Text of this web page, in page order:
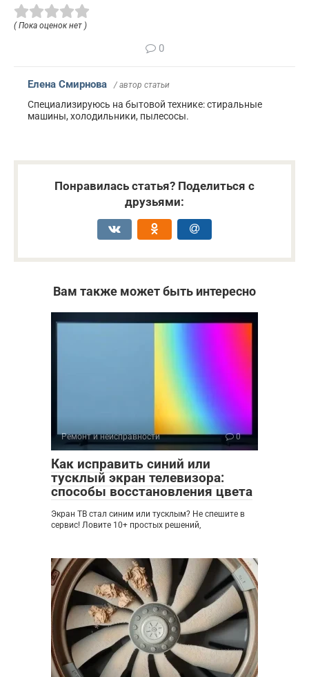
( Пока оценок нет )
0
Елена Смирнова / автор статьи
Специализируюсь на бытовой технике: стиральные
машины, холодильники, пылесосы.
Понравилась статья? Поделиться с
друзьями:
Вам также может быть интересно
Ремонт и неисправности 0
Как исправить синий или
тусклый экран телевизора:
способы восстановления цвета
Экран ТВ стал синим или тусклым? Не спешите в
сервис! Ловите 10+ простых решений,